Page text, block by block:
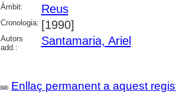
Àmbit: Reus
Cronologia: [1990]
Autors
add.:
Santamaria, Ariel
Enllaç permanent a aquest